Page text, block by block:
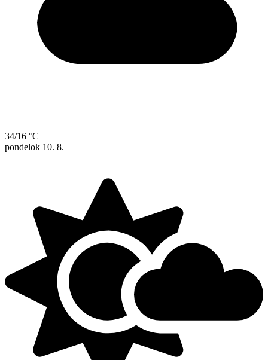
34/16 °C
pondelok 10. 8.